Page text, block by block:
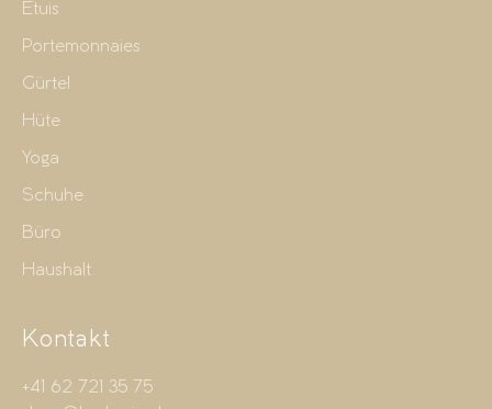
Etuis
Portemonnaies
Gürtel
Hüte
Yoga
Schuhe
Büro
Haushalt
Kontakt
+41 62 721 35 75